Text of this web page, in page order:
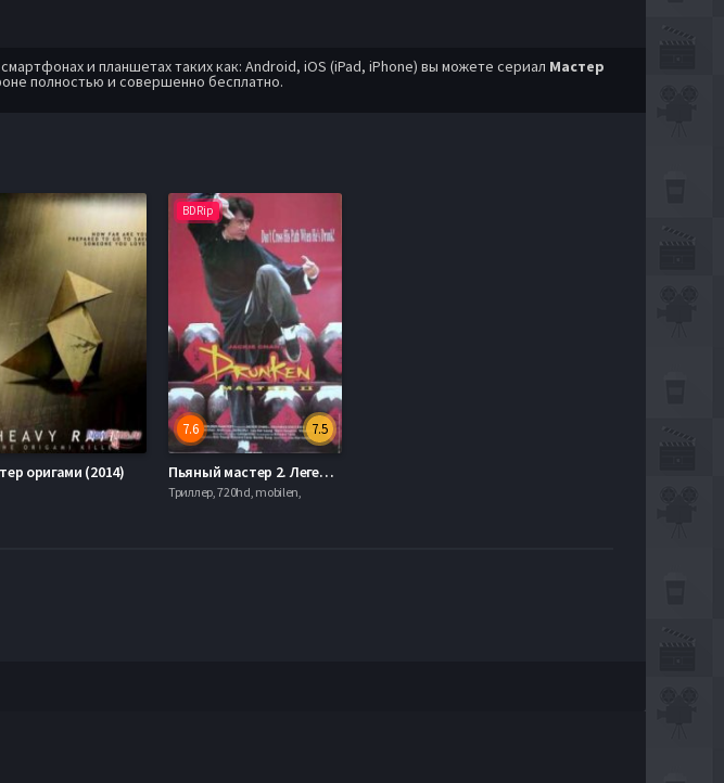
и планшетах таких как: Android, iOS (iPad, iPhone) вы можете сериал Мастер
полностью и совершенно бесплатно.
оригами (2014)
BDRip
7.5
7.6
Пьяный мастер 2. Легенда о пьяном мастере (1994)
Триллер, 720hd, mobilen,